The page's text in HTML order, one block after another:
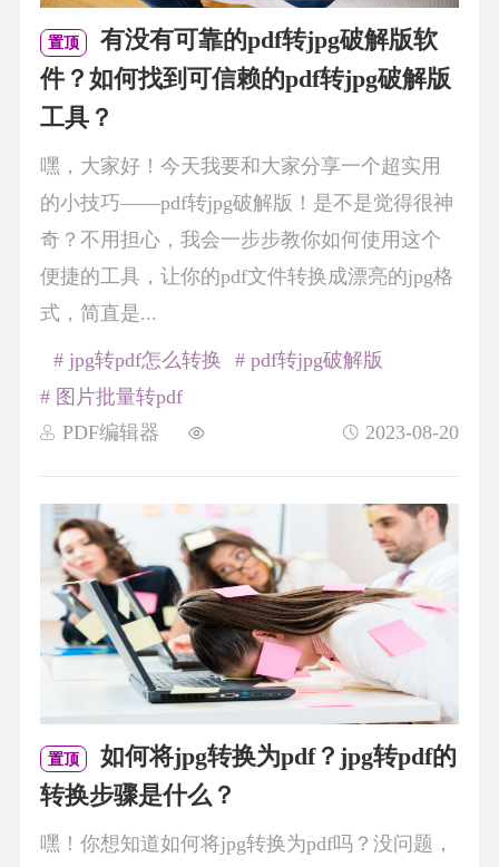
置顶
有没有可靠的pdf转jpg破解版软
件？如何找到可信赖的pdf转jpg破解版
工具？
嘿，大家好！今天我要和大家分享一个超实用
的小技巧——pdf转jpg破解版！是不是觉得很神
奇？不用担心，我会一步步教你如何使用这个
便捷的工具，让你的pdf文件转换成漂亮的jpg格
式，简直是...
PDF编辑器 2023-08-20
# jpg转pdf怎么转换
# pdf转jpg破解版
# 图片批量转pdf
置顶
如何将jpg转换为pdf？jpg转pdf的
转换步骤是什么？
嘿！你想知道如何将jpg转换为pdf吗？没问题，